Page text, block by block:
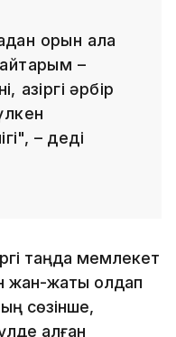
орын ала
–
әрбір
– деді
таңда мемлекет
жақты қолдап
сөзінше,
алған